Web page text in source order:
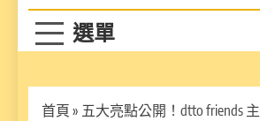
首頁 » 五大亮點公開！dtto friends